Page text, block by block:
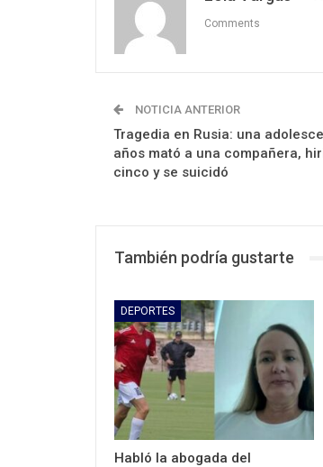
Comments
NOTICIA ANTERIOR
Tragedia en Rusia: una
años mató a una compañera,
cinco y se suicidó
También podría gustarte
DEPORTES
Habló la abogada del